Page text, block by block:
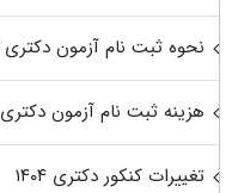
نحوه ثبت نام آزمون دکتری ۱۴۰۴
هزینه ثبت نام آزمون دکتری
تغییرات کنکور دکتری ۱۴۰۴